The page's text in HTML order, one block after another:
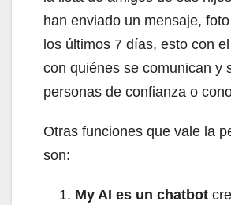
han enviado un mensaje,
los últimos 7 días, esto con
con quiénes se comunican y
personas de confianza o
Otras funciones que vale la
son:
My AI es un chatbot